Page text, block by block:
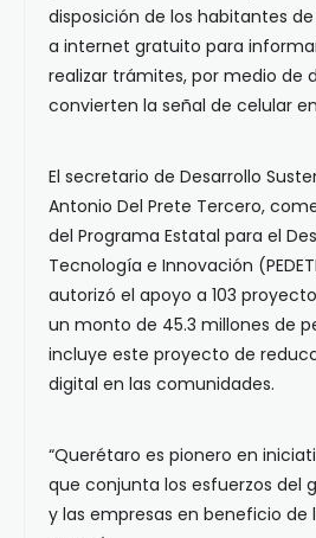
disposición de los habitantes
a internet gratuito para
realizar trámites, por medio de
convierten la señal de celular en
El secretario de Desarrollo
Antonio Del Prete Tercero,
del Programa Estatal para el
Tecnología e Innovación
autorizó el apoyo a 103
un monto de 45.3 millones de
incluye este proyecto de
digital en las comunidades.
“Querétaro es pionero en
que conjunta los esfuerzos del
y las empresas en beneficio de